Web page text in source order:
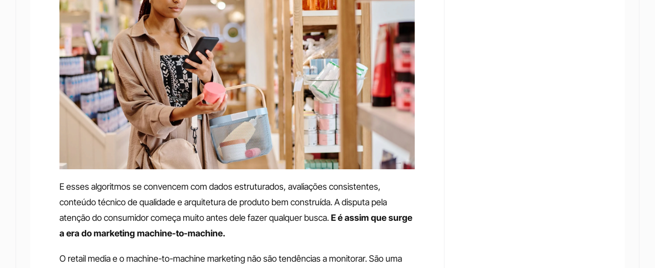
E esses algoritmos se convencem com dados estruturados, avaliações consistentes,
conteúdo técnico de qualidade e arquitetura de produto bem construída. A disputa pela
atenção do consumidor começa muito antes dele fazer qualquer busca. E é assim que surge
a era do marketing machine-to-machine.
O retail media e o machine-to-machine marketing não são tendências a monitorar. São uma